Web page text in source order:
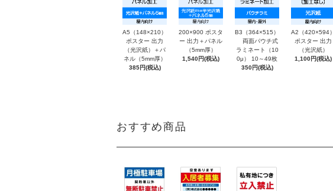
A5（148×210）
ポスター 出力
（光沢紙）＋パ
ネル（5mm厚）
385円(税込)
200×900 ポスタ
ー 出力＋パネル
（5mm厚）
1,540円(税込)
B3（364×515）
両面パウチ式
ラミネート（10
0μ） 10～49枚
350円(税込)
A2（420×594）
ポスター 出力
（光沢紙）
1,100円(税込)
おすすめ商品